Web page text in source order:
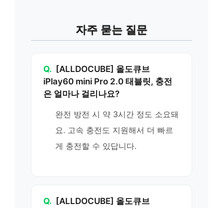
자주 묻는 질문
Q. [ALLDOCUBE] 올도큐브
iPlay60 mini Pro 2.0 태블릿, 충전
은 얼마나 걸리나요?
완전 방전 시 약 3시간 정도 소요돼
요. 고속 충전도 지원해서 더 빠르
게 충전할 수 있답니다.
Q.
[ALLDOCUBE] 올도큐브